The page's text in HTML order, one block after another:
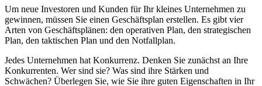
Um neue Investoren und Kunden für Ihr kleines Unternehmen zu
gewinnen, müssen Sie einen Geschäftsplan erstellen. Es gibt vier
Arten von Geschäftsplänen: den operativen Plan, den strategischen
Plan, den taktischen Plan und den Notfallplan.
Jedes Unternehmen hat Konkurrenz. Denken Sie zunächst an Ihre
Konkurrenten. Wer sind sie? Was sind ihre Stärken und
Schwächen? Überlegen Sie, wie Sie ihre guten Eigenschaften in Ihr